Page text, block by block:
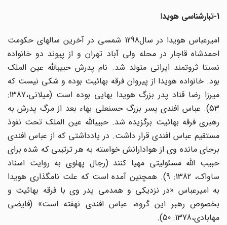
ا
امیرعباس هویدا در سال1298 شمسی در آخرین سال­های حکومت
احمدشاه قاجار در محله ولی آباد تهران و از پیوند دو خانواده
نسبتا ثروتمند ایرانی متولد شد. نام پدرش حبیب­الله عین الملک
بود. خانواده هویدا از پیروان فرقه بهائیت بوده و شکی نیست که
میرزا رضا قناد پدر بزرگ هویدا بهایی بوده است (میلانی،1387:
53). عباس افندی پسر بزرگ حسنعلی بهاء بعد از مرگ پدرش به
رهبری فرقه بهائیت برگزیده شد. حبیب­الله عین الملک تحت نفوذ
مستقیم عباس افندی قرار داشت. در یادداشتی که از عباس افندی
برجای مانده وی از هوادارانش خواسته به هر ترتیبی که شده برای
حبیب­ الله مسئولیتی مهیا کنند (رجال پهلوی به روایت اسناد
ساواک، 1382: 9). همچنین آمده است که علت نامگذاری هویدا
به امیرعباس «در نزدیکی و همدمی پدر وی با فرقه بهائیت و
بخصوص رهبر این گروه، عباس افندی نهفته است» (فایضی
مهابادی،1378: 50).